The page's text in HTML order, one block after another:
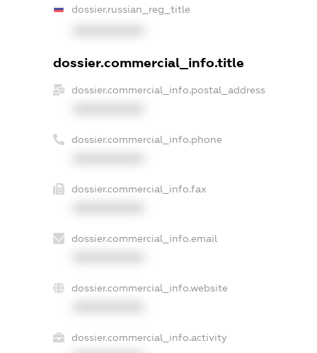
dossier.russian_reg_title
dossier.commercial_info.title
dossier.commercial_info.postal_address
dossier.commercial_info.phone
dossier.commercial_info.fax
dossier.commercial_info.email
dossier.commercial_info.website
dossier.commercial_info.activity